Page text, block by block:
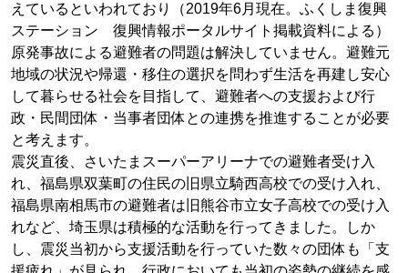
えているといわれており（2019年6月現在。ふくしま復興
ステーション 復興情報ポータルサイト掲載資料による）
原発事故による避難者の問題は解決していません。避難元
地域の状況や帰還・移住の選択を問わず生活を再建し安心
して暮らせる社会を目指して、避難者への支援および行
政・民間団体・当事者団体との連携を推進することが必要
と考えます。
震災直後、さいたまスーパーアリーナでの避難者受け入
れ、福島県双葉町の住民の旧県立騎西高校での受け入れ、
福島県南相馬市の避難者は旧熊谷市立女子高校での受け入
れなど、埼玉県は積極的な活動を行ってきました。しか
し、震災当初から支援活動を行っていた数々の団体も「支